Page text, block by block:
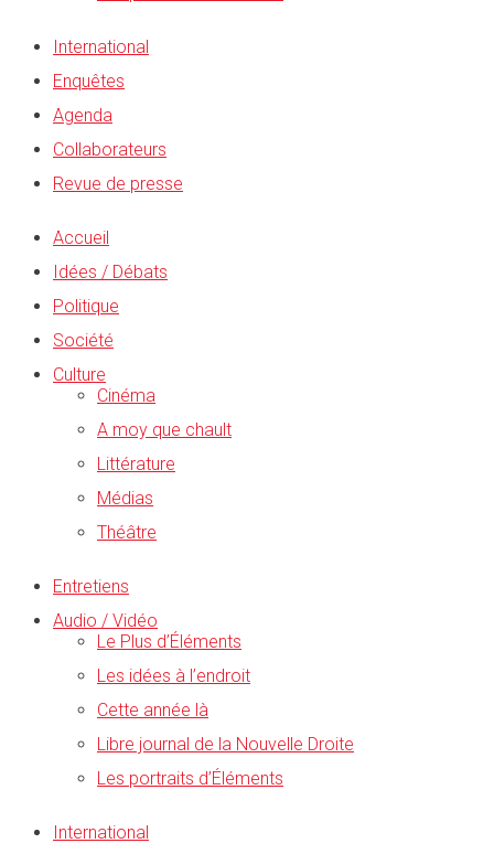
International
Enquêtes
Agenda
Collaborateurs
Revue de presse
Accueil
Idées / Débats
Politique
Société
Culture
Cinéma
A moy que chault
Littérature
Médias
Théâtre
Entretiens
Audio / Vidéo
Le Plus d’Éléments
Les idées à l’endroit
Cette année là
Libre journal de la Nouvelle Droite
Les portraits d’Éléments
International